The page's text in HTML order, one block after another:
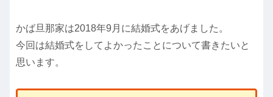
かば旦那家は2018年9月に結婚式をあげました。
今回は結婚式をしてよかったことについて書きたいと
思います。